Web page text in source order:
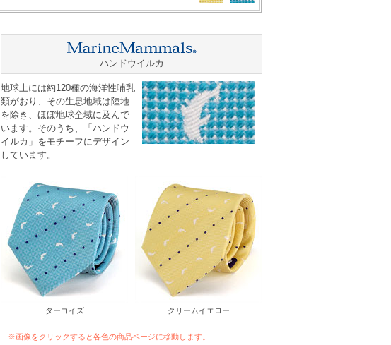
ハンドウイルカ
地球上には約120種の海洋性哺乳
類がおり、その生息地域は陸地
を除き、ほぼ地球全域に及んで
います。そのうち、「ハンドウ
イルカ」をモチーフにデザイン
しています。
ターコイズ クリームイエロー
※画像をクリックすると各色の商品ベージに移動します。